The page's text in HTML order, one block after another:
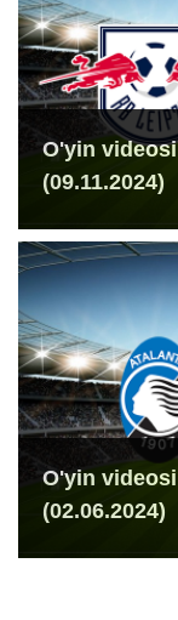
O'yin
(09.11.2024)
O'yin
(02.06.2024)